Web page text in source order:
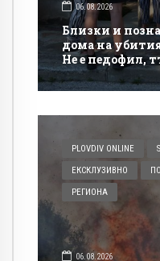
06.08.2026
Близки и
дома на
Не е педофил,
PLOVDIV ONLINE
ЕКСКЛУЗИВНО
РЕГИОНА
06.08.2026